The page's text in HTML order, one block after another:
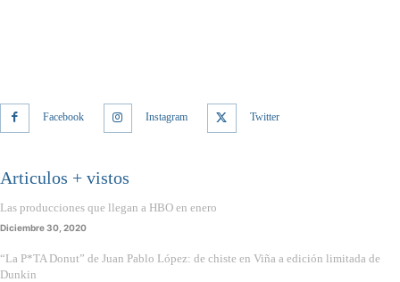
Facebook Instagram Twitter
Articulos + vistos
Las producciones que llegan a HBO en enero
Diciembre 30, 2020
“La P*TA Donut” de Juan Pablo López: de chiste en Viña a edición limitada de
Dunkin